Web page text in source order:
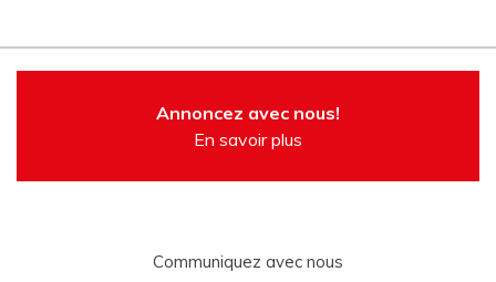
Annoncez avec nous!
En savoir plus
Communiquez avec nous